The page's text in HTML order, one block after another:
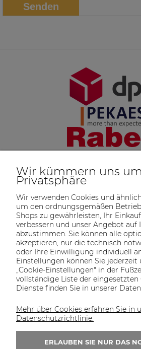
Senden
SOLTECH
SHOP
ANGEBOT
KONTAKT UNS
16:00 Uhr erreichbar.
Wir kümmern uns
Privatsphäre
Wir verwenden Cookies und
um den ordnungsgemäßen
Shops zu gewährleisten, Ihr
verbessern und unser Angebot auf
abzustimmen. Sie können alle
akzeptieren, nur die technisch
oder Ihre Einwilligung individuell
Einstellungen können Sie jederzeit
„Cookie-Einstellungen" in der
vollständige Liste der eingesetzten
Dienste finden Sie in unserer
Mehr über Cookies erfahren Sie in
Datenschutzrichtlinie.
ERLAUBEN SIE NUR DAS